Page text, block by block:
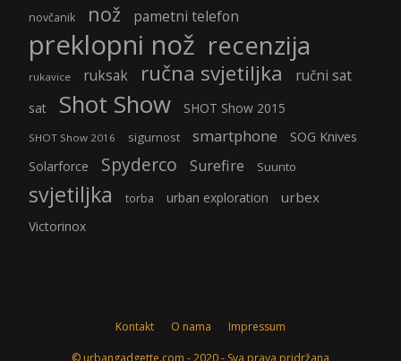
novčanik nož pametni telefon
preklopni nož recenzija
rukavice ruksak ručna svjetiljka ručni sat
sat Shot Show SHOT Show 2015
SHOT Show 2016 sigurnost smartphone SOG Knives
Solarforce Spyderco Surefire Suunto
svjetiljka torba urban exploration urbex
Victorinox
Kontakt O nama Impressum